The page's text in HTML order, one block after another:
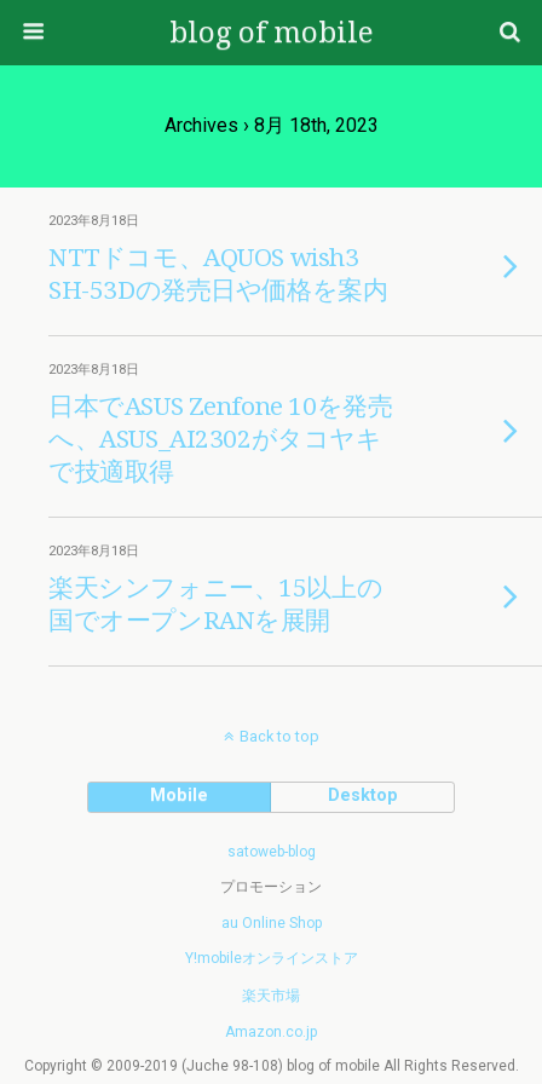
blog of mobile
Archives › 8月 18th, 2023
2023年8月18日
NTTドコモ、AQUOS wish3
SH-53Dの発売日や価格を案内
2023年8月18日
日本でASUS Zenfone 10を発売
へ、ASUS_AI2302がタコヤキ
で技適取得
2023年8月18日
楽天シンフォニー、15以上の
国でオープンRANを展開
Back to top
Mobile Desktop
satoweb-blog
プロモーション
au Online Shop
Y!mobileオンラインストア
楽天市場
Amazon.co.jp
Copyright © 2009-2019 (Juche 98-108) blog of mobile All Rights Reserved.